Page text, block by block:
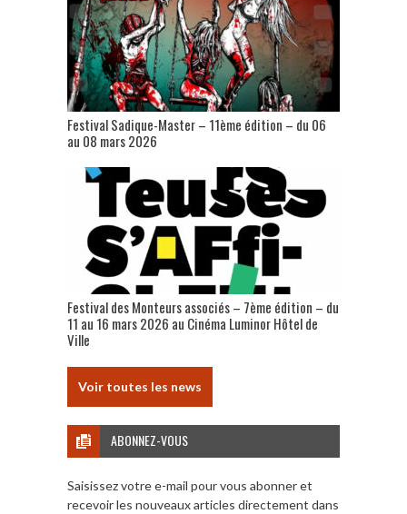
Festival Sadique-Master – 11ème édition – du 06
au 08 mars 2026
Festival des Monteurs associés – 7ème édition – du
11 au 16 mars 2026 au Cinéma Luminor Hôtel de
Ville
Voir toutes les news
ABONNEZ-VOUS
Saisissez votre e-mail pour vous abonner et
recevoir les nouveaux articles directement dans